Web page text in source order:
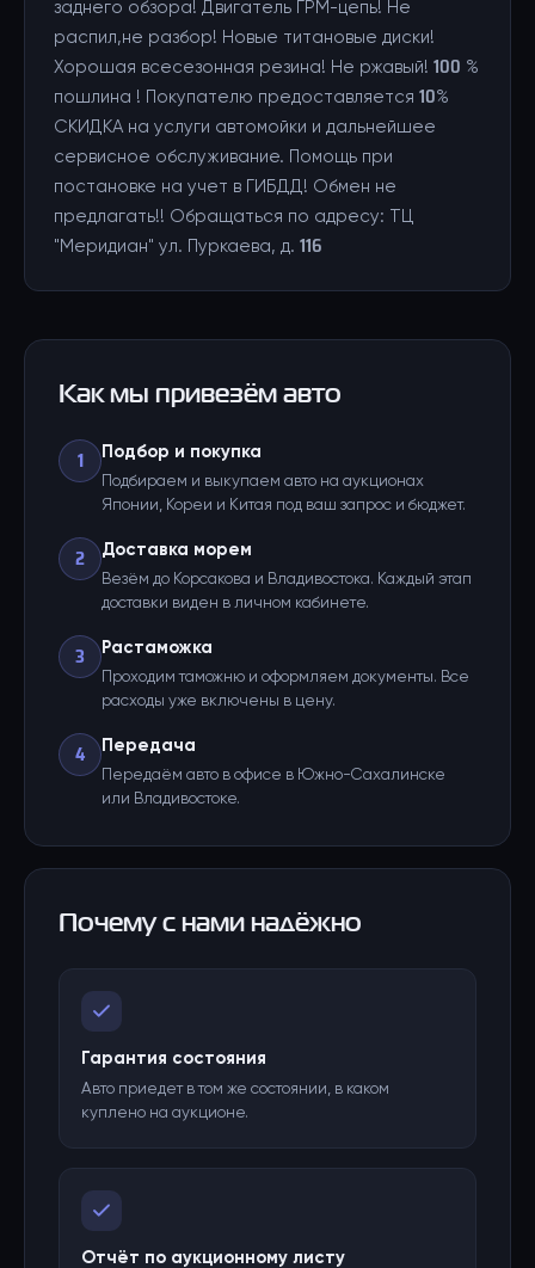
заднего обзора! Двигатель ГРМ-цепь! Не
распил,не разбор! Новые титановые диски!
Хорошая всесезонная резина! Не ржавый! 100 %
пошлина ! Покупателю предоставляется 10%
СКИДКА на услуги автомойки и дальнейшее
сервисное обслуживание. Помощь при
постановке на учет в ГИБДД! Обмен не
предлагать!! Обращаться по адресу: ТЦ
"Меридиан" ул. Пуркаева, д. 116
Как мы привезём авто
1 Подбор и покупка
Подбираем и выкупаем авто на аукционах
Японии, Кореи и Китая под ваш запрос и бюджет.
2 Доставка морем
Везём до Корсакова и Владивостока. Каждый этап
доставки виден в личном кабинете.
3 Растаможка
Проходим таможню и оформляем документы. Все
расходы уже включены в цену.
4 Передача
Передаём авто в офисе в Южно-Сахалинске
или Владивостоке.
Почему с нами надёжно
Гарантия состояния
Авто приедет в том же состоянии, в каком
куплено на аукционе.
Отчёт по аукционному листу